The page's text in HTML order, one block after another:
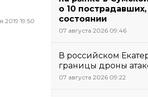
2019 19:50
о 10
состоянии
07 августа 2026 09:46
В российском
границы дроны
07 августа 2026 09:22